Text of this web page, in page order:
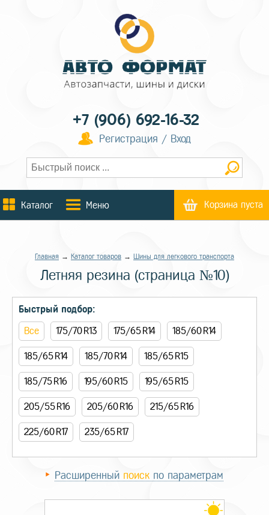
+7 (906) 692-16-32
Регистрация / Вход
Каталог Меню Корзина пуста
Главная → Каталог товаров → Шины для легкового транспорта
Летняя резина (страница №10)
Быстрый подбор:
Все 175/70 R13 175/65 R14 185/60 R14
185/65 R14 185/70 R14 185/65 R15
185/75 R16 195/60 R15 195/65 R15
205/55 R16 205/60 R16 215/65 R16
225/60 R17 235/65 R17
Расширенный поиск по параметрам